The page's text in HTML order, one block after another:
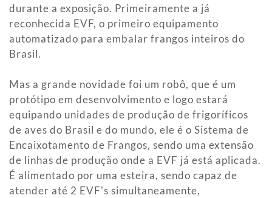
durante a exposição. Primeiramente a já
reconhecida EVF, o primeiro equipamento
automatizado para embalar frangos inteiros do
Brasil.
Mas a grande novidade foi um robô, que é um
protótipo em desenvolvimento e logo estará
equipando unidades de produção de frigoríficos
de aves do Brasil e do mundo, ele é o Sistema de
Encaixotamento de Frangos, sendo uma extensão
de linhas de produção onde a EVF já está aplicada.
É alimentado por uma esteira, sendo capaz de
atender até 2 EVF's simultaneamente,